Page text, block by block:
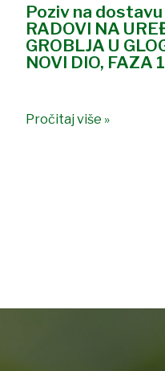
Poziv na
RADOVI NA
GROBLJA U
NOVI DIO, FAZA 1
Pročitaj više »